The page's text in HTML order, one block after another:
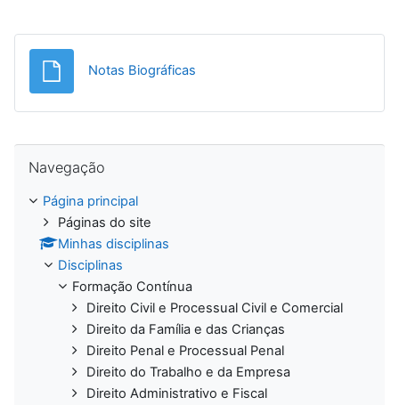
Notas Biográficas
Navegação
Página principal
Páginas do site
Minhas disciplinas
Disciplinas
Formação Contínua
Direito Civil e Processual Civil e Comercial
Direito da Família e das Crianças
Direito Penal e Processual Penal
Direito do Trabalho e da Empresa
Direito Administrativo e Fiscal